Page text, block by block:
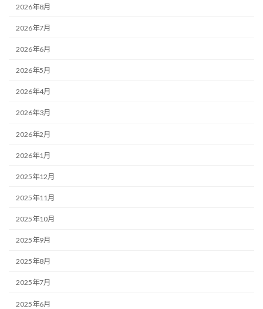
2026年8月
2026年7月
2026年6月
2026年5月
2026年4月
2026年3月
2026年2月
2026年1月
2025年12月
2025年11月
2025年10月
2025年9月
2025年8月
2025年7月
2025年6月